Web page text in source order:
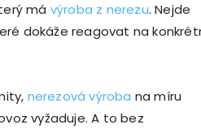
má výroba z nerezu. Nejde
dokáže reagovat na
nerezová výroba na míru
vyžaduje. A to bez